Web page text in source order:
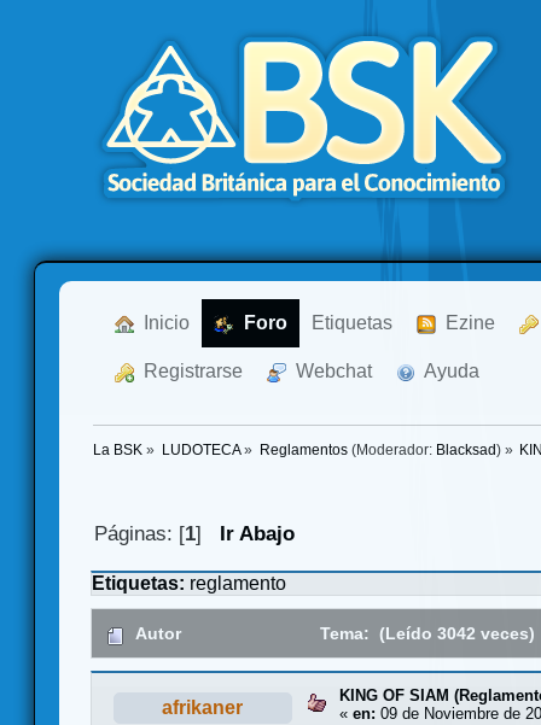
Inicio Foro Etiquetas Ezine
Registrarse Webchat Ayuda
La BSK » LUDOTECA» Reglamentos(Moderador: Blacksad ) »
Páginas: [1] Ir Abajo
Etiquetas: reglamento
Autor Tema: (Leído 3042 veces)
afrikaner
KING OF SIAM
« en: 09 de Noviembre de